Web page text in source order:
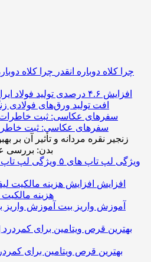
چرا کلاه دوباره انقدر
افت تولید ورق‌های
سفرهای عکاسی: ثبت
زنجیر نقره مردانه و تأثیر آن بر
بدن: بررسی
۵ ویژگی لپ تاپ های
افزایش
هزینه مالکیت
آموزش واریز بیت
بهترین قرص ویتامین برای